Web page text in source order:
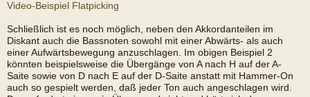
Video-Beispiel Flatpicking
Schließlich ist es noch möglich, neben den Akkordanteilen im
Diskant auch die Bassnoten sowohl mit einer Abwärts- als auch
einer Aufwärtsbewegung anzuschlagen. Im obigen Beispiel 2
könnten beispielsweise die Übergänge von A nach H auf der A-
Saite sowie von D nach E auf der D-Saite anstatt mit Hammer-On
auch so gespielt werden, daß jeder Ton auch angeschlagen wird.